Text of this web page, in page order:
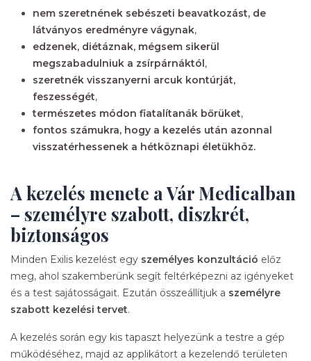
nem szeretnének sebészeti beavatkozást, de
látványos eredményre vágynak,
edzenek, diétáznak, mégsem sikerül
megszabadulniuk a zsírpárnáktól ,
szeretnék visszanyerni arcuk kontúrját,
feszességét,
természetes módon fiatalítanák bőrüket,
fontos számukra, hogy a kezelés után azonnal
visszatérhessenek a hétköznapi életükhöz.
A kezelés menete a Vár Medicalban
– személyre szabott, diszkrét,
biztonságos
Minden Exilis kezelést egy személyes konzultáció előz
meg, ahol szakemberünk segít feltérképezni az igényeket
és a test sajátosságait. Ezután összeállítjuk a személyre
szabott kezelési tervet.
A kezelés során egy kis tapaszt helyezünk a testre a gép
működéséhez, majd az applikátort a kezelendő területen